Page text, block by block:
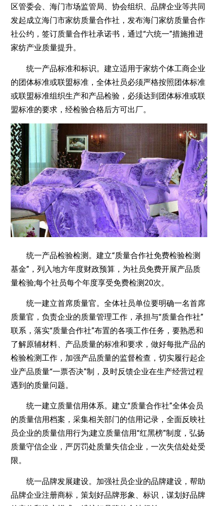
区管委会、海门市场监管局、协会组织、品牌企业等共同
发起成立海门市家纺质量合作社，发布海门家纺质量合作
社公约，签订质量合作社承诺书，通过“六统一”措施推进
家纺产业质量提升。
统一产品标准和标识。建立适用于家纺个体工商企业
的团体标准或联盟标准，全体社员必须严格按照团体标准
或联盟标准组织生产和产品检验，必须达到团体标准或联
盟标准的要求，经检验合格后方可出厂。
统一产品检验检测。建立“质量合作社免费检验检测
基金”，列入地方年度财政预算，为社员免费开展产品质
量检验;每个社员每个年度享受免费检测20次。
统一建立首席质量官。全体社员单位要明确一名首席
质量官，负责企业的质量管理工作，承担与“质量合作社”
联系，落实“质量合作社”布置的各项工作任务，要熟悉和
了解原辅材料、产品质量的标准和要求，做好每批产品的
检验检测工作，加强产品质量的监督检查，切实履行起企
业产品质量“一票否决”制，及时反馈企业在生产经营过程
遇到的质量问题。
统一建立质量信用体系。建立“质量合作社”全体会员
的质量信用档案，采集相关部门的信用记录，全面反映社
员企业的质量信用行为;建立质量信用“红黑榜”制度，弘扬
质量守信企业，严厉罚处质量失信企业，一次失信处处受
限。
统一品牌发展建设。加强社员企业的品牌建设，帮助
品牌企业注册商标，策划好品牌形象、标识，谋划好品牌